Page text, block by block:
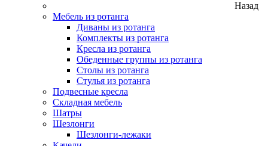
Назад
Мебель из ротанга
Диваны из ротанга
Комплекты из ротанга
Кресла из ротанга
Обеденные группы из ротанга
Столы из ротанга
Стулья из ротанга
Подвесные кресла
Складная мебель
Шатры
Шезлонги
Шезлонги-лежаки